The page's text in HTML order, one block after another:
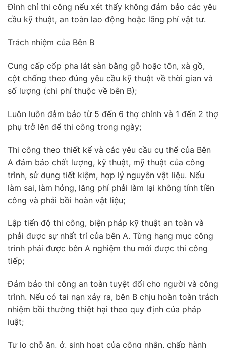
Đình chỉ thi công nếu xét thấy không đảm bảo các yêu
cầu kỹ thuật, an toàn lao động hoặc lãng phí vật tư.
Trách nhiệm của Bên B
Cung cấp cốp pha lát sàn bằng gỗ hoặc tôn, xà gồ,
cột chống theo đúng yêu cầu kỹ thuật về thời gian và
số lượng (chi phí thuộc về bên B);
Luôn luôn đảm bảo từ 5 đến 6 thợ chính và 1 đến 2 thợ
phụ trở lên để thi công trong ngày;
Thi công theo thiết kế và các yêu cầu cụ thể của Bên
A đảm bảo chất lượng, kỹ thuật, mỹ thuật của công
trình, sử dụng tiết kiệm, hợp lý nguyên vật liệu. Nếu
làm sai, làm hỏng, lãng phí phải làm lại không tính tiền
công và phải bồi hoàn vật liệu;
Lập tiến độ thi công, biện pháp kỹ thuật an toàn và
phải được sự nhất trí của bên A. Từng hạng mục công
trình phải được bên A nghiệm thu mới được thi công
tiếp;
Đảm bảo thi công an toàn tuyệt đối cho người và công
trình. Nếu có tai nạn xảy ra, bên B chịu hoàn toàn trách
nhiệm bồi thường thiệt hại theo quy định của pháp
luật;
Tự lo chỗ ăn, ở, sinh hoạt của công nhân, chấp hành